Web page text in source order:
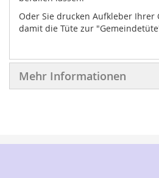
Oder Sie drucken Aufkleber Ihrer
damit die Tüte zur
Mehr Informationen